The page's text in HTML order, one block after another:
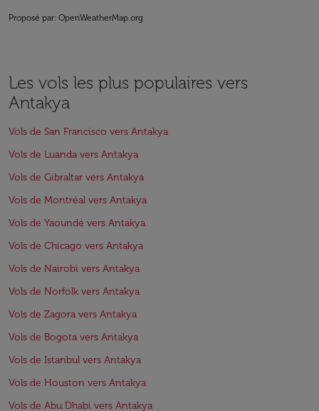
Proposé par: OpenWeatherMap.org
Les vols les plus populaires vers
Antakya
Vols de San Francisco vers Antakya
Vols de Luanda vers Antakya
Vols de Gibraltar vers Antakya
Vols de Montréal vers Antakya
Vols de Yaoundé vers Antakya
Vols de Chicago vers Antakya
Vols de Nairobi vers Antakya
Vols de Norfolk vers Antakya
Vols de Zagora vers Antakya
Vols de Bogota vers Antakya
Vols de Istanbul vers Antakya
Vols de Houston vers Antakya
Vols de Abu Dhabi vers Antakya